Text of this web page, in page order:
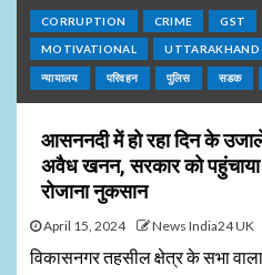
CORRUPTION CRIME GST
MOTIVATIONAL UTTARAKHAND
न्यायालय परिवहन पुलिस सडक
आसननदी में हो रहा दिन के
अवैध खनन, सरकार को पहुंचाया
रोजाना नुकसान
April 15, 2024 News India24 UK
विकासनगर तहसील क्षेत्र के सभा